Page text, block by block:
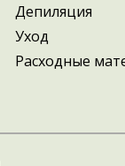
Депиляция
Уход
Расходные